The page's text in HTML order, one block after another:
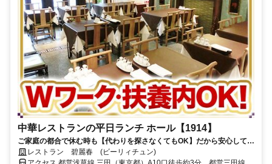
中華レストランの平日ランチ ホール【1914】
ご家庭の都合で休む時も【代わりを探さなくてもOK】だから安心して働
けます！【無料まかない】もお楽しみに♪
レストラン 碧麗春 (ビーリィチュン)